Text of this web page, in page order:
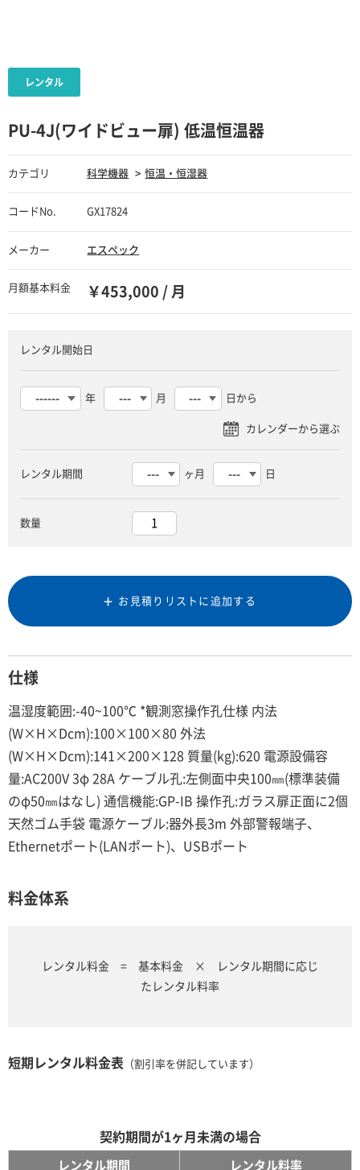
PU-4J(ワイドビュー扉) 低温恒温器
カテゴリ 科学機器 恒温・恒湿器
コードNo. GX17824
メーカー エスペック
月額基本料金 ￥453,000 / 月
レンタル開始日
年 月 日から
レンタル期間 ヶ月 日
数量
お見積りリストに追加する
仕様
温湿度範囲:-40~100℃ *観測窓操作孔仕様 内法
(W×H×Dcm):100×100×80 外法
(W×H×Dcm):141×200×128 質量(kg):620 電源設備容
量:AC200V 3φ 28A ケーブル孔:左側面中央100㎜(標準装備
のφ50㎜はなし) 通信機能:GP-IB 操作孔:ガラス扉正面に2個
天然ゴム手袋 電源ケーブル:器外長3m 外部警報端子、
Ethernetポート(LANポート)、USBポート
料金体系
レンタル料金 = 基本料金 × レンタル期間に応じ
たレンタル料率
短期レンタル料金表 （割引率を併記しています）
契約期間が1ヶ月未満の場合
レンタル期間 レンタル料率